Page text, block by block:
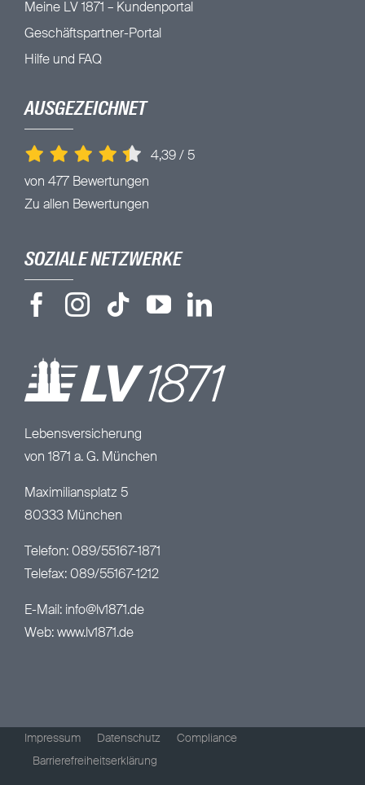
Meine LV 1871 – Kundenportal
Geschäftspartner-Portal
Hilfe und FAQ
AUSGEZEICHNET
4,39/ 5
von 477 Bewertungen
Zu allen Bewertungen
SOZIALE NETZWERKE
Lebensversicherung
von 1871 a. G. München
Maximiliansplatz 5
80333 München
Telefon: 089/55167-1871
Telefax: 089/55167-1212
E-Mail: info@lv1871.de
Web: www.lv1871.de
Impressum Datenschutz
Compliance
Barrierefreiheitserklärung